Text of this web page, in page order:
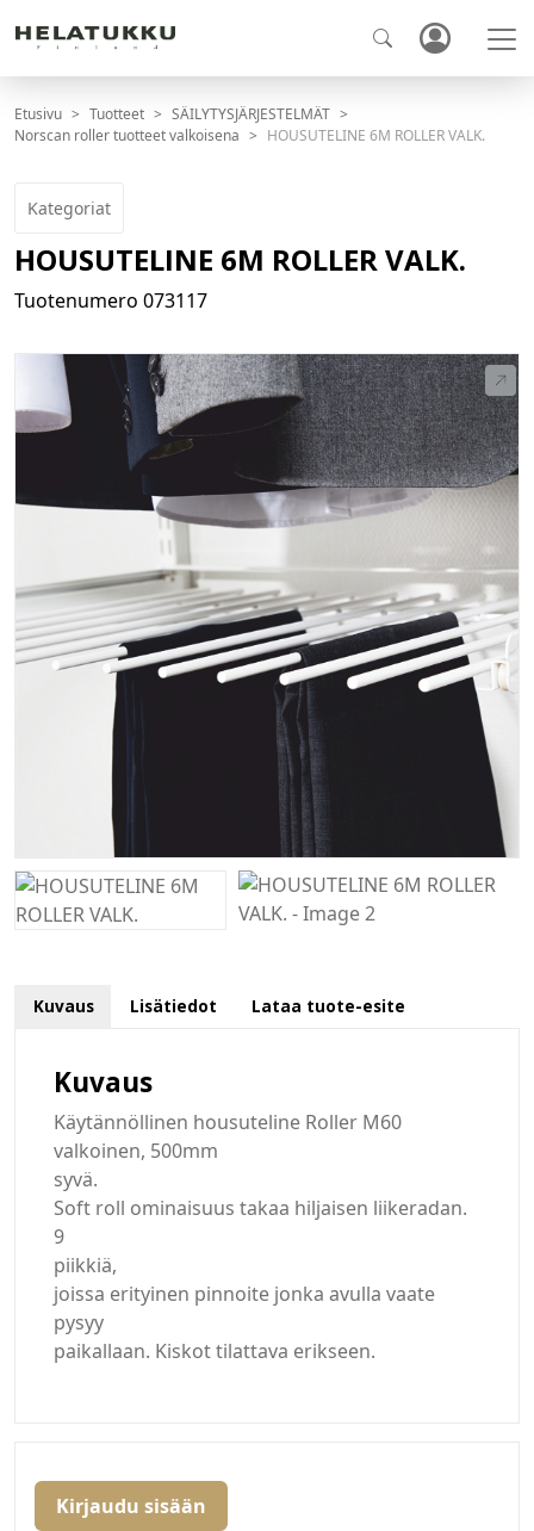
Etusivu Tuotteet
SÄILYTYSJÄRJESTELMÄT
Norscan roller tuotteet valkoisena
HOUSUTELINE 6M ROLLER VALK.
Kategoriat
HOUSUTELINE 6M ROLLER VALK.
Tuotenumero 073117
Kuvaus Lisätiedot Lataa tuote-esite
Kuvaus
Käytännöllinen housuteline Roller M60
valkoinen, 500mm
syvä.
Soft roll ominaisuus takaa hiljaisen liikeradan.
9
piikkiä,
joissa erityinen pinnoite jonka avulla vaate
pysyy
paikallaan. Kiskot tilattava erikseen.
Kirjaudu sisään